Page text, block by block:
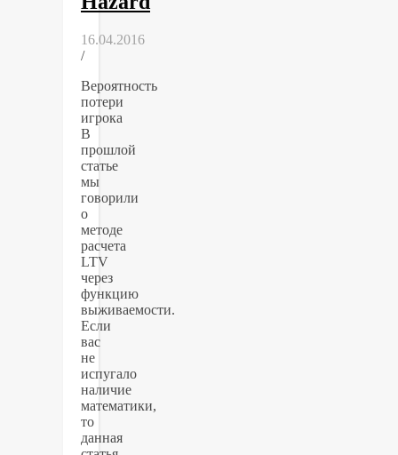
16.04.2016
/
Вероятность
потери
игрока
В
прошлой
статье
мы
говорили
о
методе
расчета
LTV
через
функцию
выживаемости.
Если
вас
не
испугало
наличие
математики,
то
данная